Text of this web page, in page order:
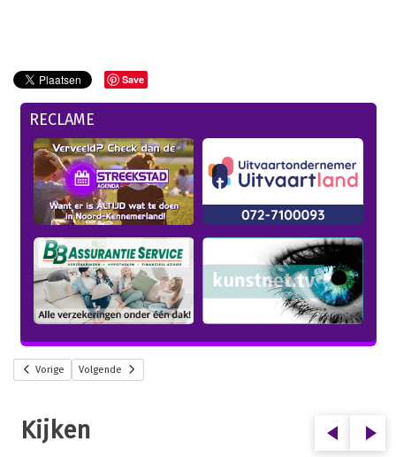
Save
RECLAME
Vorige Volgende
Kijken